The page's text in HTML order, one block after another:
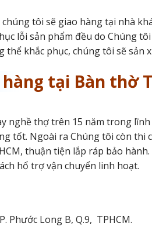
tôi sẽ giao hàng tại nhà
lỗi sản phẩm đều do Chúng
khắc phục, chúng tôi sẽ sản
tại Bàn thờ
nghề thợ trên 15 năm trong
tốt. Ngoài ra Chúng tôi còn thi
thuận tiện lắp ráp bảo hành.
hổ trợ vận chuyển linh hoạt.
Phước Long B, Q.9, TPHCM.